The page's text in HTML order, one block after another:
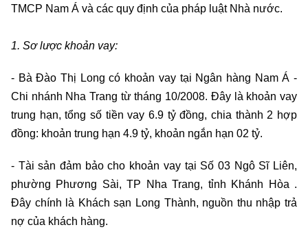
TMCP Nam Á và các quy định của pháp luật Nhà nước.
1. Sơ lược khoản vay:
- Bà Đào Thị Long có khoản vay tại Ngân hàng Nam Á -
Chi nhánh Nha Trang từ tháng 10/2008. Đây là khoản vay
trung hạn, tổng số tiền vay 6.9 tỷ đồng, chia thành 2 hợp
đồng: khoản trung hạn 4.9 tỷ, khoản ngắn hạn 02 tỷ.
- Tài sản đảm bảo cho khoản vay tại Số 03 Ngô Sĩ Liên,
phường Phương Sài, TP Nha Trang, tỉnh Khánh Hòa .
Đây chính là Khách sạn Long Thành, nguồn thu nhập trả
nợ của khách hàng.